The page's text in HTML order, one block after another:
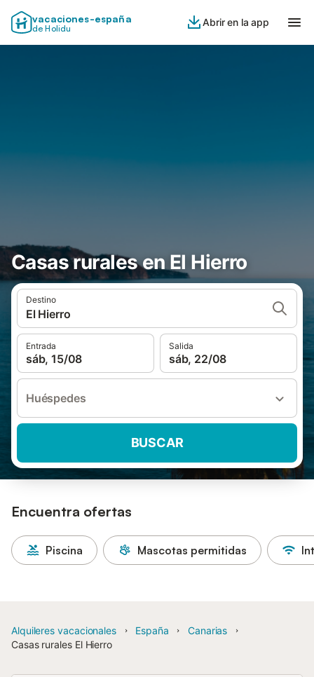
vacaciones-españa
de Holidu
Abrir en la app
Casas rurales en El Hierro
Destino
El Hierro
Entrada
sáb, 15/08
Salida
sáb, 22/08
Huéspedes
BUSCAR
Encuentra ofertas
Piscina Mascotas permitidas
Alquileres vacacionales España
Canarias
Casas rurales El Hierro